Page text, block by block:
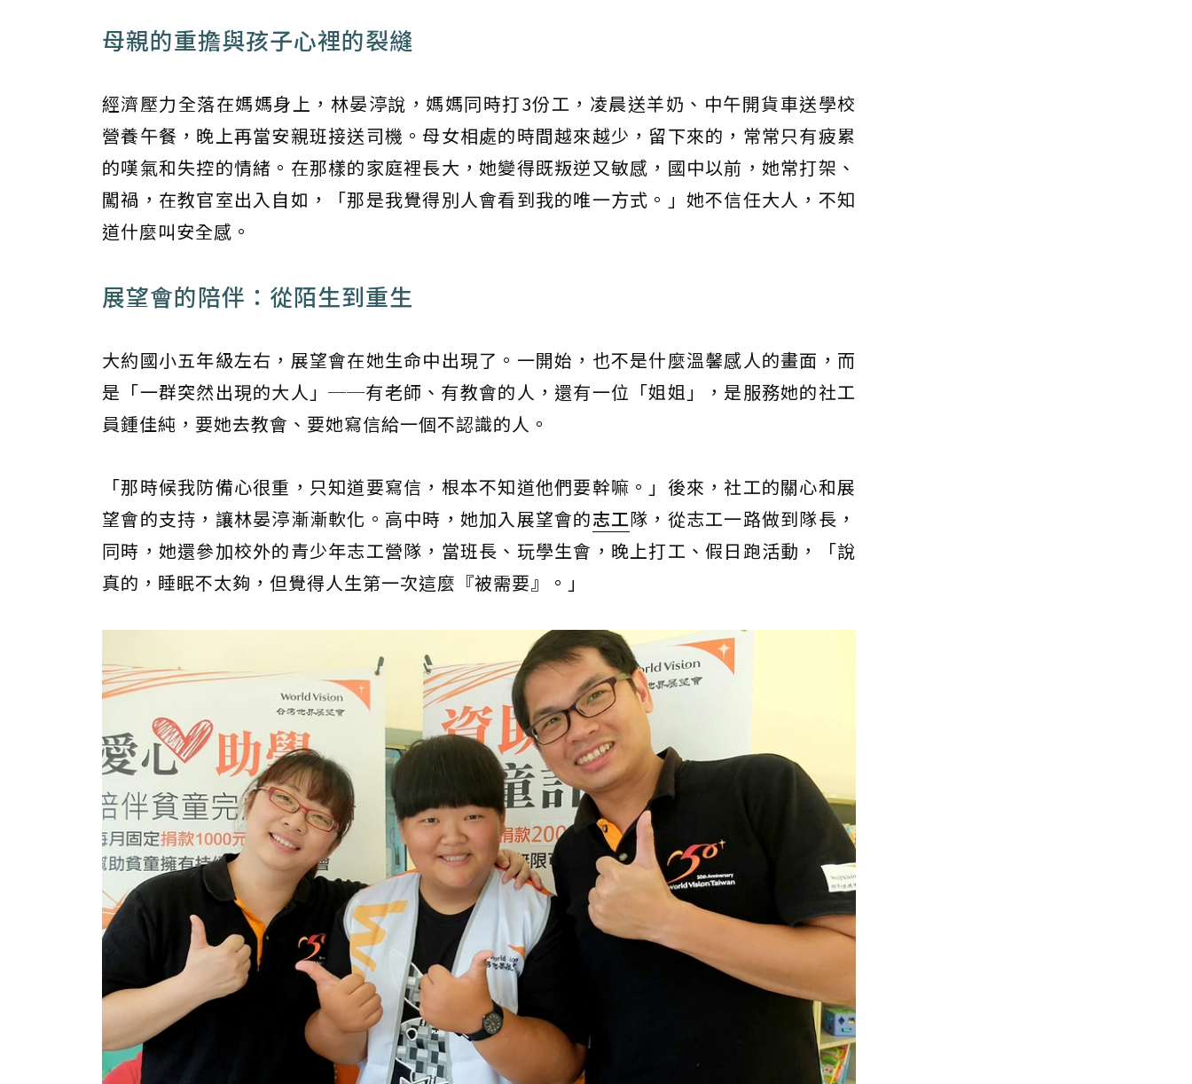
母親的重擔與孩子心裡的裂縫
經濟壓力全落在媽媽身上，林晏渟說，媽媽同時打3份工，凌晨送羊奶、中午開貨車送學校
營養午餐，晚上再當安親班接送司機。母女相處的時間越來越少，留下來的，常常只有疲累
的嘆氣和失控的情緒。在那樣的家庭裡長大，她變得既叛逆又敏感，國中以前，她常打架、
闖禍，在教官室出入自如，「那是我覺得別人會看到我的唯一方式。」她不信任大人，不知
道什麼叫安全感。
展望會的陪伴：從陌生到重生
大約國小五年級左右，展望會在她生命中出現了。一開始，也不是什麼溫馨感人的畫面，而
是「一群突然出現的大人」──有老師、有教會的人，還有一位「姐姐」，是服務她的社工
員鍾佳純，要她去教會、要她寫信給一個不認識的人。
「那時候我防備心很重，只知道要寫信，根本不知道他們要幹嘛。」後來，社工的關心和展
望會的支持，讓林晏渟漸漸軟化。高中時，她加入展望會的志工隊，從志工一路做到隊長，
同時，她還參加校外的青少年志工營隊，當班長、玩學生會，晚上打工、假日跑活動，「說
真的，睡眠不太夠，但覺得人生第一次這麼『被需要』。」